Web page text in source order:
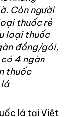
Còn người
thuốc rẻ
loại thuốc
đồng/gói,
4 ngàn
thuốc
lá tại Việt